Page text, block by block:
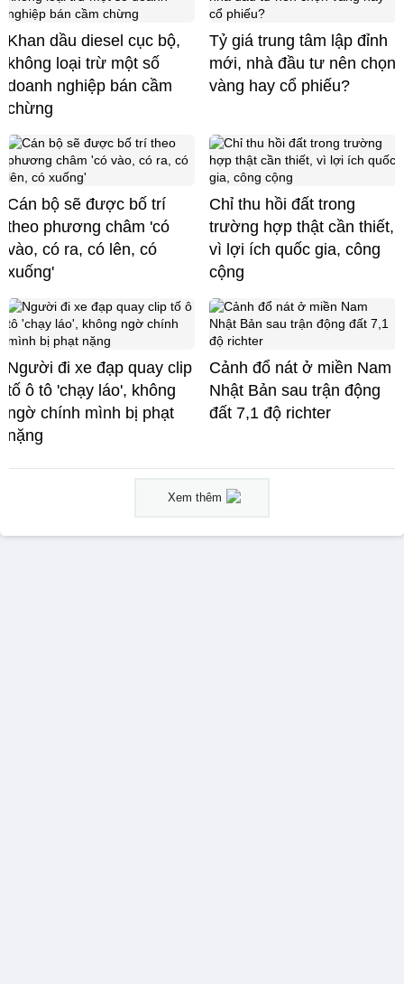
Khan dầu diesel cục bộ,
không loại trừ một số
doanh nghiệp bán cầm
chừng
Tỷ giá trung tâm lập đỉnh
mới, nhà đầu tư nên chọn
vàng hay cổ phiếu?
Cán bộ sẽ được bố trí
theo phương châm 'có
vào, có ra, có lên, có
xuống'
Chỉ thu hồi đất trong
trường hợp thật cần thiết,
vì lợi ích quốc gia, công
cộng
Người đi xe đạp quay clip
tố ô tô 'chạy láo', không
ngờ chính mình bị phạt
nặng
Cảnh đổ nát ở miền Nam
Nhật Bản sau trận động
đất 7,1 độ richter
Xem thêm